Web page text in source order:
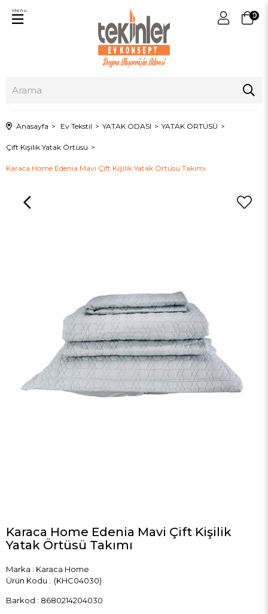
0
Menu
Anasayfa Ev Tekstil YATAK ODASI YATAK ÖRTÜSÜ
Çift Kişilik Yatak Örtüsü
Karaca Home Edenia Mavi Çift Kişilik Yatak Örtüsü Takımı
Karaca Home Edenia Mavi Çift Kişilik
Yatak Örtüsü Takımı
Marka : Karaca Home
(KHC04030)
Barkod : 8680214204030